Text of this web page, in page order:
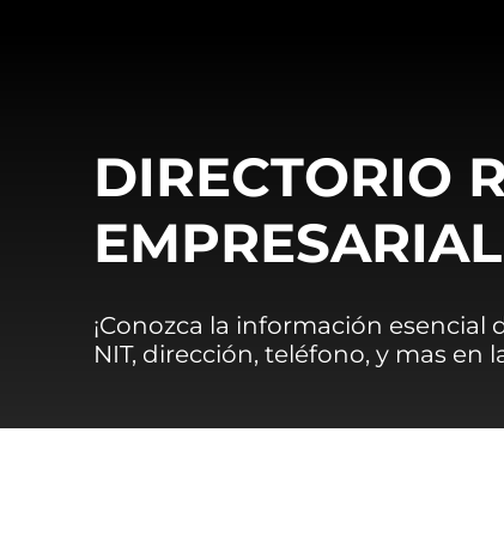
DIRECTORIO
EMPRESARIAL
¡Conozca la información
NIT, dirección, teléfono, y mas en